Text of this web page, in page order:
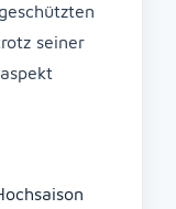
seiner